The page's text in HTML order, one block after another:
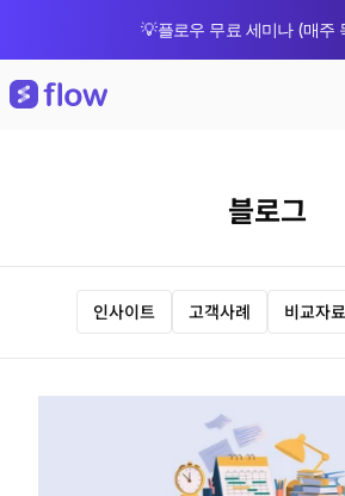
💡플로우 무료 세미나 (매주
블로그
인사이트 고객사례 비교자료